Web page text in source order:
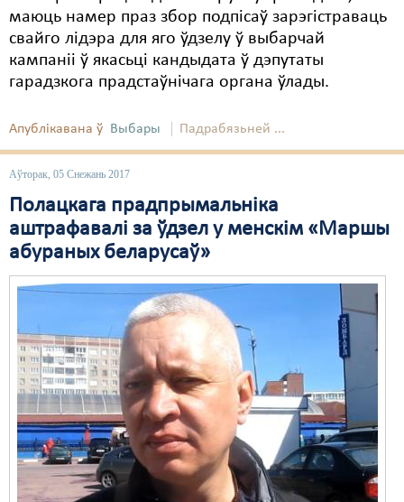
маюць намер праз збор подпісаў зарэгістраваць
свайго лідэра для яго ўдзелу ў выбарчай
кампаніі ў якасьці кандыдата ў дэпутаты
гарадзкога прадстаўнічага органа ўлады.
Апублікавана ў Выбары Падрабязьней ...
Аўторак, 05 Снежань 2017
Полацкага прадпрымальніка
аштрафавалі за ўдзел у менскім «Маршы
абураных беларусаў»